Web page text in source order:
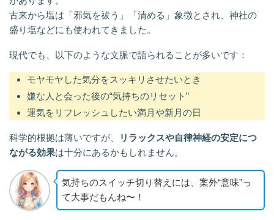
古来から塩は「邪気を祓う」「清める」象徴とされ、神社の
盛り塩などにも使われてきました。
現代でも、以下のような文脈で語られることが多いです：
モヤモヤした気分をスッキリさせたいとき
嫌な人と会った後の“気持ちのリセット”
運気をリフレッシュしたい満月や新月の日
科学的根拠は薄いですが、
リラックスや自律神経の安定につ
ながる効果は十分にあるかもしれません。
気持ちのスイッチ切り替えには、案外“意味”っ
て大事だもんね〜！